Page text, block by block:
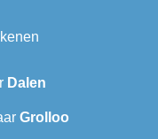
Dalen
Grolloo